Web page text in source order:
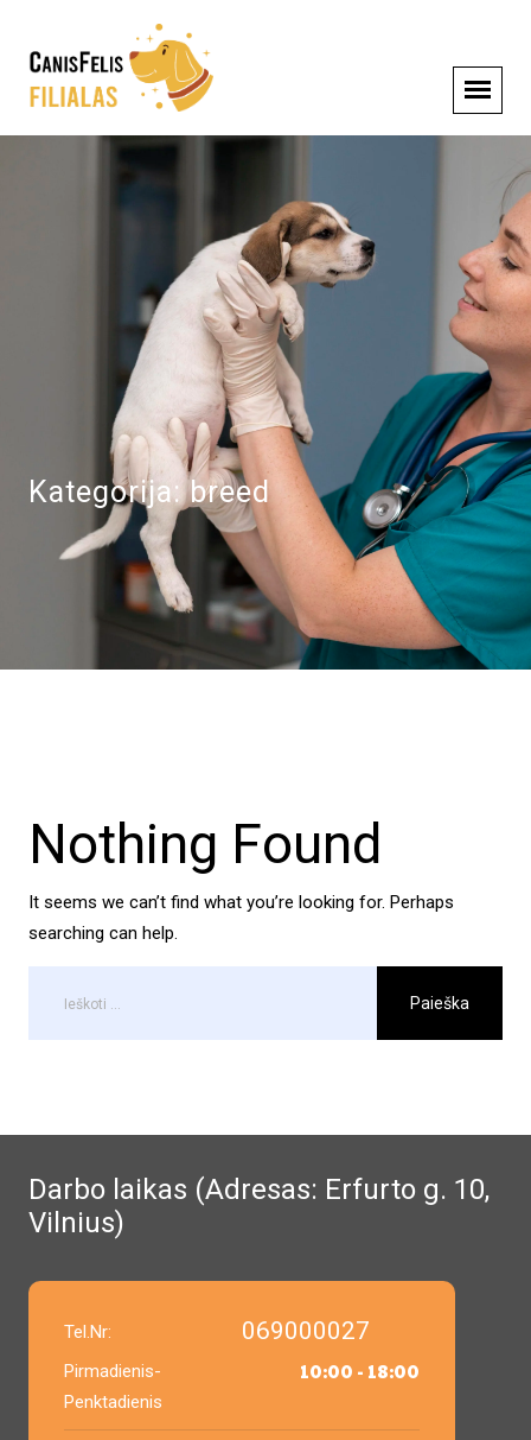
Kategorija:breed
Nothing Found
It seems we can’t find what you’re looking for. Perhaps
searching can help.
Darbo laikas (Adresas: Erfurto g. 10,
Vilnius)
Tel.Nr: 069000027
Pirmadienis-
Penktadienis
10:00 - 18:00